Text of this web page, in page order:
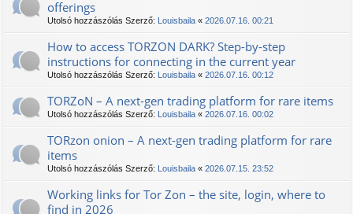
offerings
Utolsó hozzászólás Szerző: Louisbaila « 2026.07.16. 00:21
How to access TORZON DARK? Step-by-step
instructions for connecting in the current year
Utolsó hozzászólás Szerző: Louisbaila « 2026.07.16. 00:12
TORZoN – A next-gen trading platform for rare items
Utolsó hozzászólás Szerző: Louisbaila « 2026.07.16. 00:02
TORzon onion – A next-gen trading platform for rare
items
Utolsó hozzászólás Szerző: Louisbaila « 2026.07.15. 23:52
Working links for Tor Zon – the site, login, where to
find in 2026